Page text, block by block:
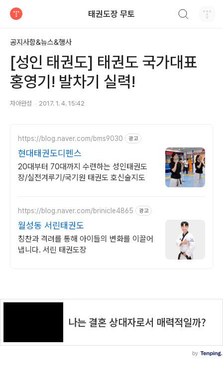
태권도장 무토
공지사항&뉴스&행사
[성인 태권도] 태권도 국가대표
홍영기! 발차기 실력!
자아완성 2017. 1. 4. 15:42
https://blog.naver.com/bms9030 광고
현대태권도디펜스
20대부터 70대까지 수련하는 성인태권도
장/실전겨루기/국기원 태권도 호신술지도
https://blog.naver.com/brinicle4865 광고
월성동 서린태권도
칭찬과 격려를 통해 아이들의 변화를 이끌어
냅니다. 서린 태권도장